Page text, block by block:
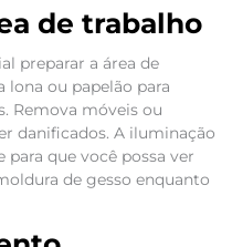
de trabalho
preparar a área de
lona ou papelão para
Remova móveis ou
danificados. A iluminação
que você possa ver
de gesso enquanto